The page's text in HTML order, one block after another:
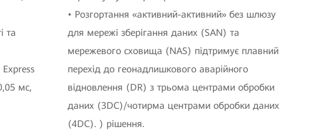
та
мс,
• Розгортання «активний-активний» без шлюзу
для мережі зберігання даних (SAN) та
мережевого сховища (NAS) підтримує плавний
перехід до геонадлишкового аварійного
відновлення (DR) з трьома центрами обробки
даних (3DC)/чотирма центрами обробки даних
(4DC). ) рішення.